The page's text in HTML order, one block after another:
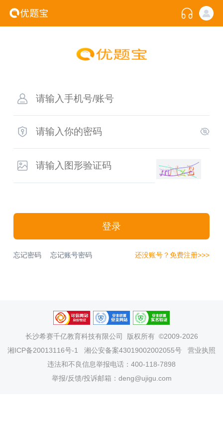
登录
忘记密码 忘记账号密码 还没账号？免费注册>>>
长沙希赛千亿教育科技有限公司
版权所有 ©2009-2026
湘ICP备20013116号-1
湘公安备案43019002002055号
营业执照
违法和不良信息举报电话：400-118-7898
举报/反馈/投诉邮箱：deng@ujigu.com